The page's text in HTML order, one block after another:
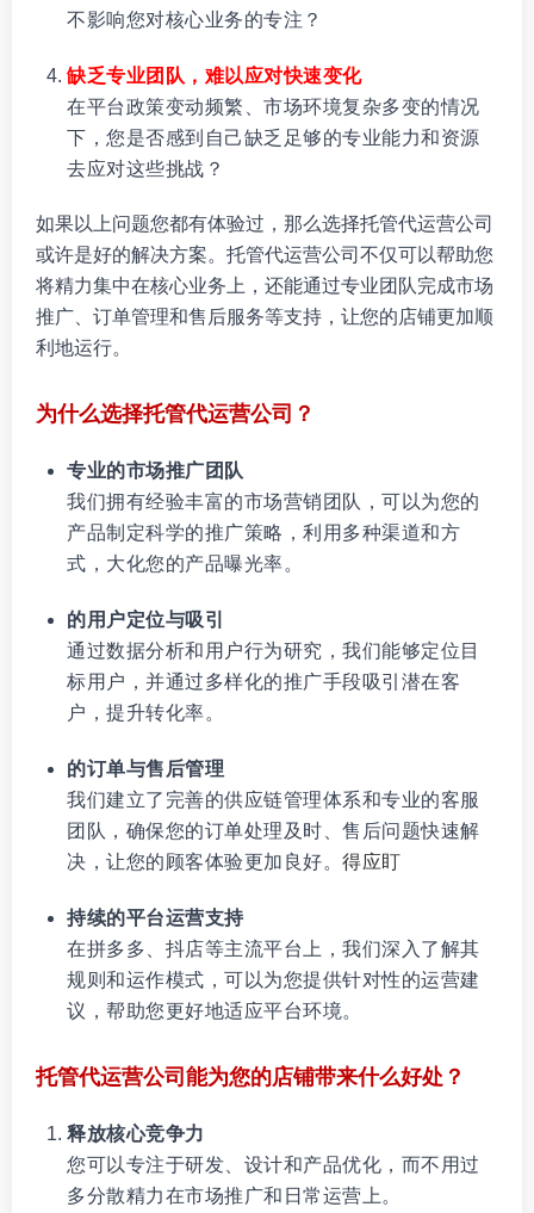
不影响您对核心业务的专注？
缺乏专业团队，难以应对快速变化
在平台政策变动频繁、市场环境复杂多变的情况
下，您是否感到自己缺乏足够的专业能力和资源
去应对这些挑战？
如果以上问题您都有体验过，那么选择托管代运营公司
或许是好的解决方案。托管代运营公司不仅可以帮助您
将精力集中在核心业务上，还能通过专业团队完成市场
推广、订单管理和售后服务等支持，让您的店铺更加顺
利地运行。
为什么选择托管代运营公司？
专业的市场推广团队
我们拥有经验丰富的市场营销团队，可以为您的
产品制定科学的推广策略，利用多种渠道和方
式，大化您的产品曝光率。
的用户定位与吸引
通过数据分析和用户行为研究，我们能够定位目
标用户，并通过多样化的推广手段吸引潜在客
户，提升转化率。
的订单与售后管理
我们建立了完善的供应链管理体系和专业的客服
团队，确保您的订单处理及时、售后问题快速解
决，让您的顾客体验更加良好。 得应盯
持续的平台运营支持
在拼多多、抖店等主流平台上，我们深入了解其
规则和运作模式，可以为您提供针对性的运营建
议，帮助您更好地适应平台环境。
托管代运营公司能为您的店铺带来什么好处？
释放核心竞争力
您可以专注于研发、设计和产品优化，而不用过
多分散精力在市场推广和日常运营上。